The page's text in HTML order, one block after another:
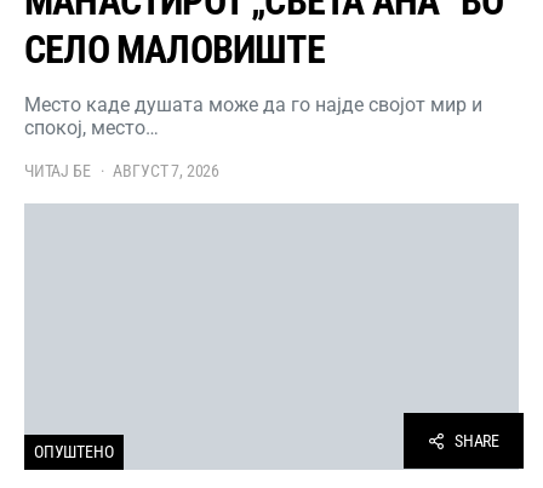
СЕЛО МАЛОВИШТЕ
Место каде душата може да го најде својот мир и
спокој, место…
ЧИТАЈ БЕ АВГУСТ 7, 2026
ОПУШТЕНО
SHARE